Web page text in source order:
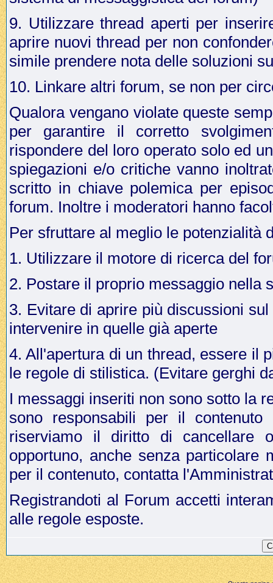
9. Utilizzare thread aperti per
aprire nuovi thread per non
simile prendere nota delle soluzioni
10. Linkare altri forum, se non per
Qualora vengano violate queste
per garantire il corretto
rispondere del loro operato solo ed
spiegazioni e/o critiche vanno
scritto in chiave polemica per
forum. Inoltre i moderatori hanno
Per sfruttare al meglio le potenzialità
1. Utilizzare il motore di ricerca del
2. Postare il proprio messaggio nella
3. Evitare di aprire più discussioni
intervenire in quelle già aperte
4. All'apertura di un thread, essere il
le regole di stilistica. (Evitare gerghi
I messaggi inseriti non sono sotto la
sono responsabili per il
riserviamo il diritto di cancellare
opportuno, anche senza particolare
per il contenuto, contatta
Registrandoti al Forum accetti
alle regole esposte.